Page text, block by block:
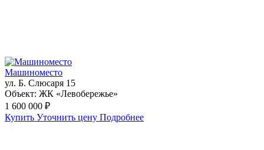
Машиноместо
ул. Б. Слюсаря 15
Объект: ЖК «Левобережье»
1 600 000 ₽
Купить Уточнить цену Подробнее